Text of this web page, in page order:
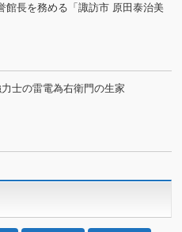
館長を務める「諏訪市 原田泰治美
士の雷電為右衛門の生家